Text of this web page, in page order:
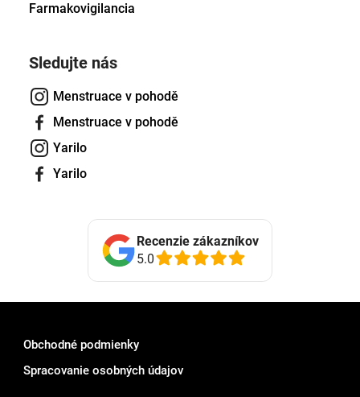
Farmakovigilancia
Sledujte nás
Menstruace v pohodě
Menstruace v pohodě
Yarilo
Yarilo
Recenzie zákazníkov
5.0
Obchodné podmienky
Spracovanie osobných údajov